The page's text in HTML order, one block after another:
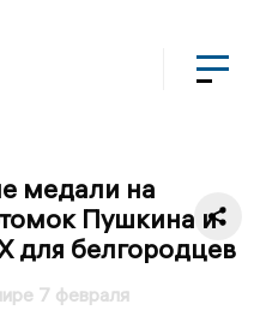
медали на
Пушкина и
для белгородцев
7 февраля